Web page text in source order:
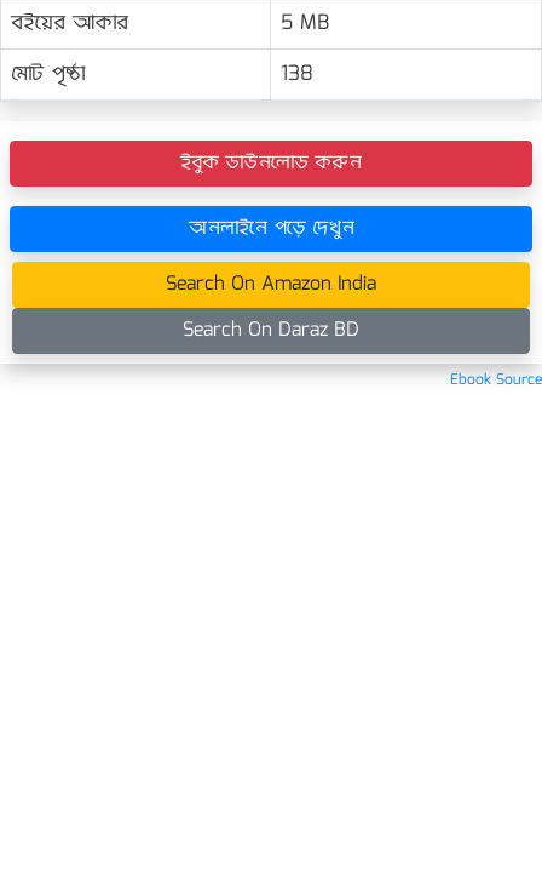
বইয়ের আকার
5 MB
মোট পৃষ্ঠা
138
ইবুক ডাউনলোড করুন
অনলাইনে পড়ে দেখুন
Search On Amazon India
Search On Daraz BD
Ebook Source